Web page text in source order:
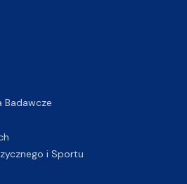
Badawcze
i Sportu